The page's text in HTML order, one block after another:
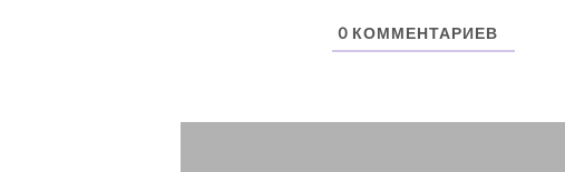
0 КОММЕНТАРИЕВ